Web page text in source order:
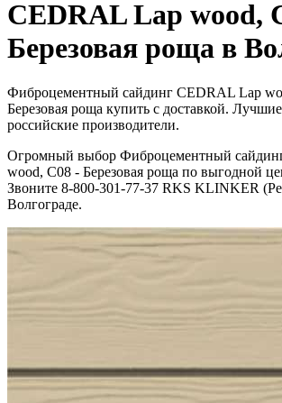
CEDRAL Lap wood,
Березовая роща в
Фиброцементный сайдинг CEDRAL Lap
Березовая роща купить с доставкой.
российские производители.
Огромный выбор Фиброцементный
wood, C08 - Березовая роща по выгодной
Звоните 8-800-301-77-37 RKS KLINKER
Волгограде.